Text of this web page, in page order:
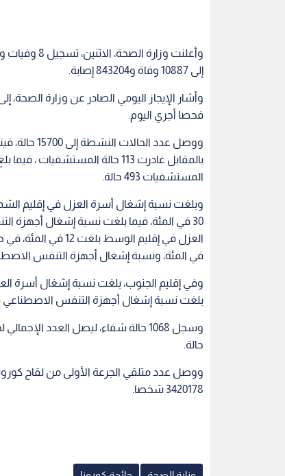
إلى 10887 وفاة و843204 إصابة.
فحصا أجري اليوم.
بالمقابل غادرت 113 حالة
المستشفيات 493 حالة.
في المئة، ونسبة إشغال أجهزة التنفس الاصطناعي إلى
بلغت نسبة إشغال أجهزة التنفس الاصطناعي في الإقليم
حالة.
3420178 شخصا.